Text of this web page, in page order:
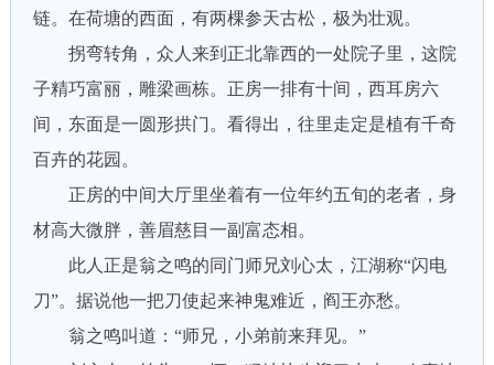
链。在荷塘的西面，有两棵参天古松，极为壮观。
拐弯转角，众人来到正北靠西的一处院子里，这院
子精巧富丽，雕梁画栋。正房一排有十间，西耳房六
间，东面是一圆形拱门。看得出，往里走定是植有千奇
百卉的花园。
正房的中间大厅里坐着有一位年约五旬的老者，身
材高大微胖，善眉慈目一副富态相。
此人正是翁之鸣的同门师兄刘心太，江湖称“闪电
刀”。据说他一把刀使起来神鬼难近，阎王亦愁。
翁之鸣叫道：“师兄，小弟前来拜见。”